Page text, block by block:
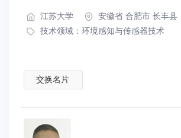
江苏大学
安徽省 合肥市 长丰县
技术领域： 环境感知与传感器技术
交换名片